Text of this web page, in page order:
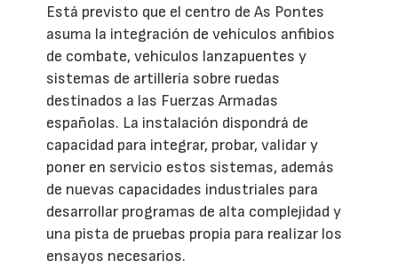
Está previsto que el centro de As Pontes
asuma la integración de vehículos anfibios
de combate, vehículos lanzapuentes y
sistemas de artillería sobre ruedas
destinados a las Fuerzas Armadas
españolas. La instalación dispondrá de
capacidad para integrar, probar, validar y
poner en servicio estos sistemas, además
de nuevas capacidades industriales para
desarrollar programas de alta complejidad y
una pista de pruebas propia para realizar los
ensayos necesarios.